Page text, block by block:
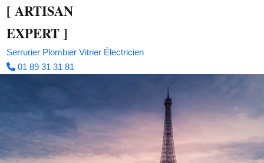
[ ARTISAN
EXPERT]
Serrurier Plombier Vitrier Électricien
01 89 31 31 81